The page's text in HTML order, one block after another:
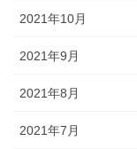
2021年10月
2021年9月
2021年8月
2021年7月